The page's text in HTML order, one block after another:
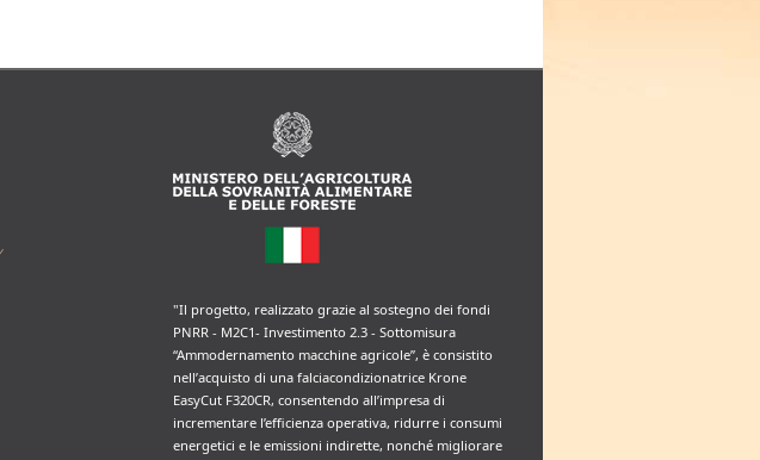
"Il progetto, realizzato grazie al sostegno dei fondi
PNRR - M2C1- Investimento 2.3 - Sottomisura
“Ammodernamento macchine agricole”, è consistito
nell’acquisto di una falciacondizionatrice Krone
EasyCut F320CR, consentendo all’impresa di
incrementare l’efficienza operativa, ridurre i consumi
energetici e le emissioni indirette, nonché migliorare